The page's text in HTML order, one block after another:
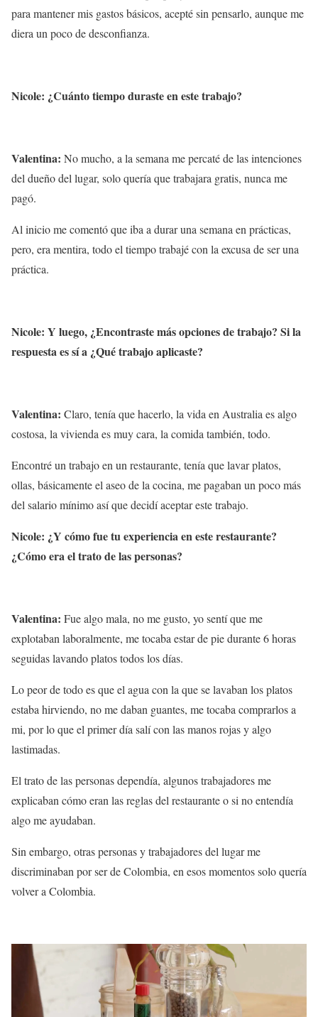
para mantener mis gastos básicos, acepté sin pensarlo, aunque me
diera un poco de desconfianza.
Nicole: ¿Cuánto tiempo duraste en este trabajo?
Valentina: No mucho, a la semana me percaté de las intenciones
del dueño del lugar, solo quería que trabajara gratis, nunca me
pagó.
Al inicio me comentó que iba a durar una semana en prácticas,
pero, era mentira, todo el tiempo trabajé con la excusa de ser una
práctica.
Nicole: Y luego, ¿Encontraste más opciones de trabajo? Si la
respuesta es sí a ¿Qué trabajo aplicaste?
Valentina: Claro, tenía que hacerlo, la vida en Australia es algo
costosa, la vivienda es muy cara, la comida también, todo.
Encontré un trabajo en un restaurante, tenía que lavar platos,
ollas, básicamente el aseo de la cocina, me pagaban un poco más
del salario mínimo así que decidí aceptar este trabajo.
Nicole: ¿Y cómo fue tu experiencia en este restaurante?
¿Cómo era el trato de las personas?
Valentina: Fue algo mala, no me gusto, yo sentí que me
explotaban laboralmente, me tocaba estar de pie durante 6 horas
seguidas lavando platos todos los días.
Lo peor de todo es que el agua con la que se lavaban los platos
estaba hirviendo, no me daban guantes, me tocaba comprarlos a
mi, por lo que el primer día salí con las manos rojas y algo
lastimadas.
El trato de las personas dependía, algunos trabajadores me
explicaban cómo eran las reglas del restaurante o si no entendía
algo me ayudaban.
Sin embargo, otras personas y trabajadores del lugar me
discriminaban por ser de Colombia, en esos momentos solo quería
volver a Colombia.